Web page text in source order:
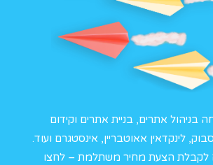
בניהול אתרים, בניית אתרים וקידום
לינקדאין אאוטבריין, אינסטגרם ועוד.
לקבלת הצעת מחיר משתלמת –לחצו